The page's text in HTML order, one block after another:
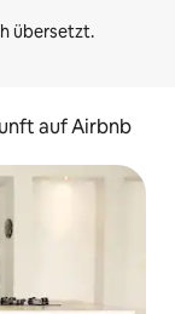
auf Airbnb